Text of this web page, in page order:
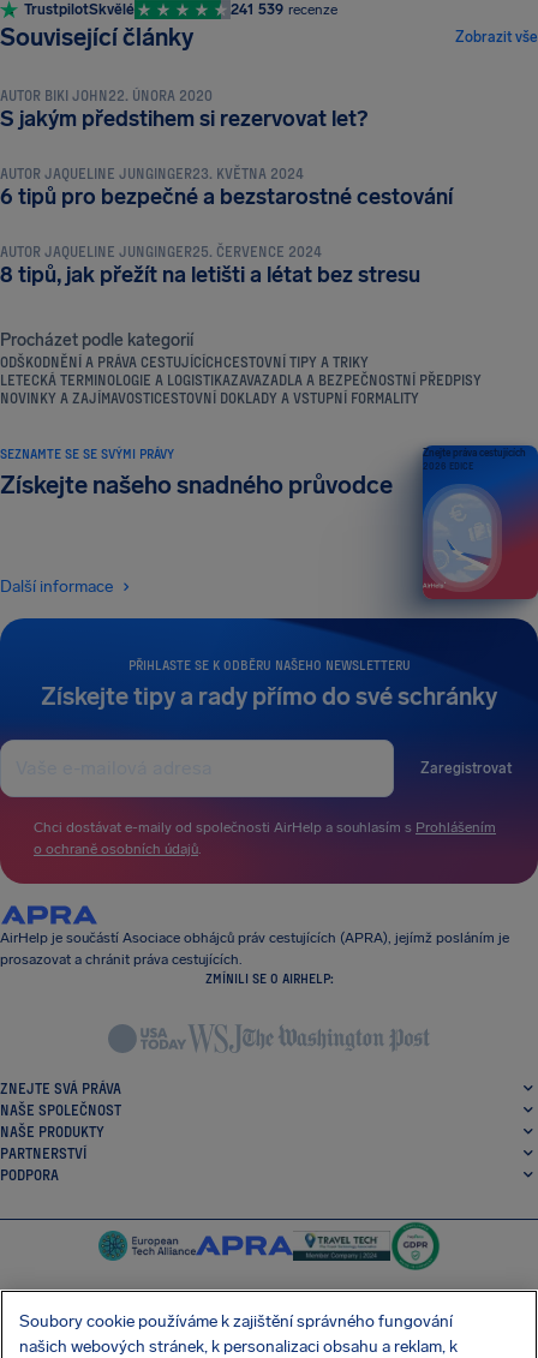
TrustpilotSkvělé 241 539 recenze
Související články Zobrazit vše
CESTOVNÍ TIPY A TRIKY
AUTOR BIKI JOHN22. ÚNORA 2020
S jakým předstihem si rezervovat let?
CESTOVNÍ TIPY A TRIKY
AUTOR JAQUELINE JUNGINGER23. KVĚTNA 2024
6 tipů pro bezpečné a bezstarostné cestování
CESTOVNÍ TIPY A TRIKY
AUTOR JAQUELINE JUNGINGER25. ČERVENCE 2024
8 tipů, jak přežít na letišti a létat bez stresu
Procházet podle kategorií
ODŠKODNĚNÍ A PRÁVA CESTUJÍCÍCHCESTOVNÍ TIPY A TRIKY
LETECKÁ TERMINOLOGIE A LOGISTIKAZAVAZADLA A BEZPEČNOSTNÍ PŘEDPISY
NOVINKY A ZAJÍMAVOSTICESTOVNÍ DOKLADY A VSTUPNÍ FORMALITY
PŘIHLASTE SE K ODBĚRU NAŠEHO NEWSLETTERU
Získejte tipy a rady přímo do své schránky
Zaregistrovat
Chci dostávat e-maily od společnosti AirHelp a souhlasím s Prohlášením
o ochraně osobních údajů.
SEZNAMTE SE SE SVÝMI PRÁVY
Získejte našeho snadného průvodce
Další informace
Znejte práva cestujících
2026 EDICE
AirHelp je součástí Asociace obhájců práv cestujících (APRA), jejímž posláním je
prosazovat a chránit práva cestujících.
ZMÍNILI SE O AIRHELP:
ZNEJTE SVÁ PRÁVA
NAŠE SPOLEČNOST
NAŠE PRODUKTY
PARTNERSTVÍ
PODPORA
SocialFacebook
SocialTwitter
SocialInstagram
SocialLinkedin
Soubory cookie používáme k zajištění správného fungování
našich webových stránek, k personalizaci obsahu a reklam, k